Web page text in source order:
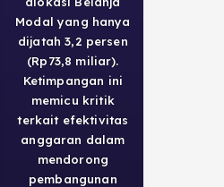
Modal yang hanya
dijatah 3,2 persen
(Rp73,8 miliar).
Ketimpangan ini
memicu kritik
terkait efektivitas
anggaran dalam
mendorong
pembangunan